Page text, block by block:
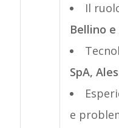
Il
Bellino e
SpA,
e